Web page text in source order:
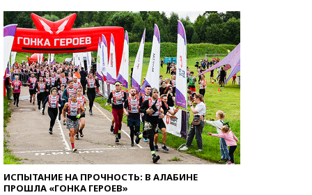
ИСПЫТАНИЕ НА ПРОЧНОСТЬ: В АЛАБИНЕ
ПРОШЛА «ГОНКА ГЕРОЕВ»